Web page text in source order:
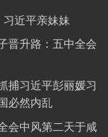
近平亲妹妹
晋升路：五中全会
捕习近平彭丽媛习
必然内乱
会中风第二天于咸